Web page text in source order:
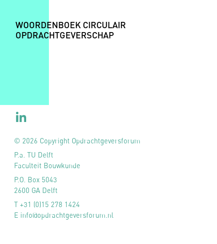
WOORDENBOEK CIRCULAIR
OPDRACHTGEVERSCHAP
© 2026 Copyright Opdrachtgeversforum
P.a. TU Delft
Faculteit Bouwkunde
P.O. Box 5043
2600 GA Delft
T +31 (0)15 278 1424
E info@opdrachtgeversforum.nl